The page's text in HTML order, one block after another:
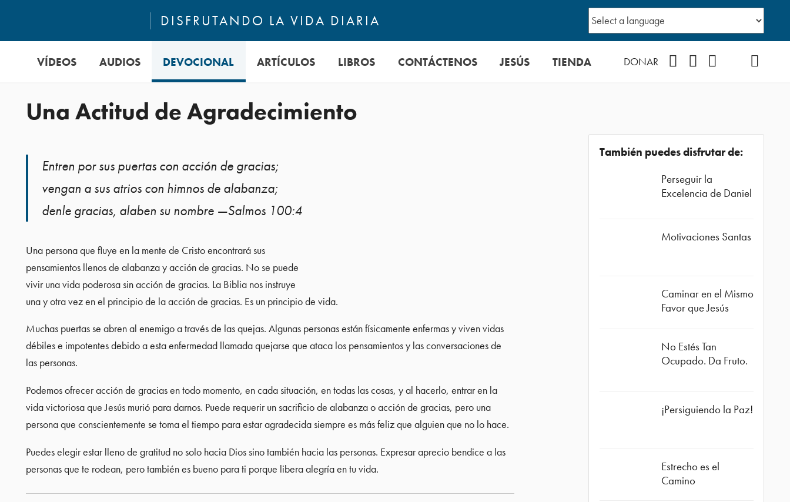
DISFRUTANDO LA VIDA DIARIA
VÍDEOS AUDIOS DEVOCIONAL ARTÍCULOS LIBROS CONTÁCTENOS JESÚS TIENDA DONAR
Una Actitud de Agradecimiento
Entren por sus puertas con acción de gracias;
vengan a sus atrios con himnos de alabanza;
denle gracias, alaben su nombre —Salmos 100:4
Una persona que fluye en la mente de Cristo encontrará sus
pensamientos llenos de alabanza y acción de gracias. No se puede
vivir una vida poderosa sin acción de gracias. La Biblia nos instruye
una y otra vez en el principio de la acción de gracias. Es un principio de vida.
Muchas puertas se abren al enemigo a través de las quejas. Algunas personas están físicamente enfermas y viven vidas
débiles e impotentes debido a esta enfermedad llamada quejarse que ataca los pensamientos y las conversaciones de
las personas.
Podemos ofrecer acción de gracias en todo momento, en cada situación, en todas las cosas, y al hacerlo, entrar en la
vida victoriosa que Jesús murió para darnos. Puede requerir un sacrificio de alabanza o acción de gracias, pero una
persona que conscientemente se toma el tiempo para estar agradecida siempre es más feliz que alguien que no lo hace.
Puedes elegir estar lleno de gratitud no solo hacia Dios sino también hacia las personas. Expresar aprecio bendice a las
personas que te rodean, pero también es bueno para ti porque libera alegría en tu vida.
También puedes disfrutar de:
Perseguir la
Excelencia de Daniel
Motivaciones Santas
Caminar en el Mismo
Favor que Jesús
No Estés Tan
Ocupado. Da Fruto.
¡Persiguiendo la Paz!
Estrecho es el
Camino